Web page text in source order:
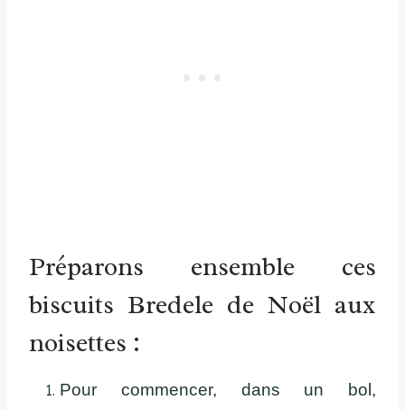
Préparons ensemble ces
biscuits Bredele de Noël aux
noisettes :
Pour commencer, dans un bol,